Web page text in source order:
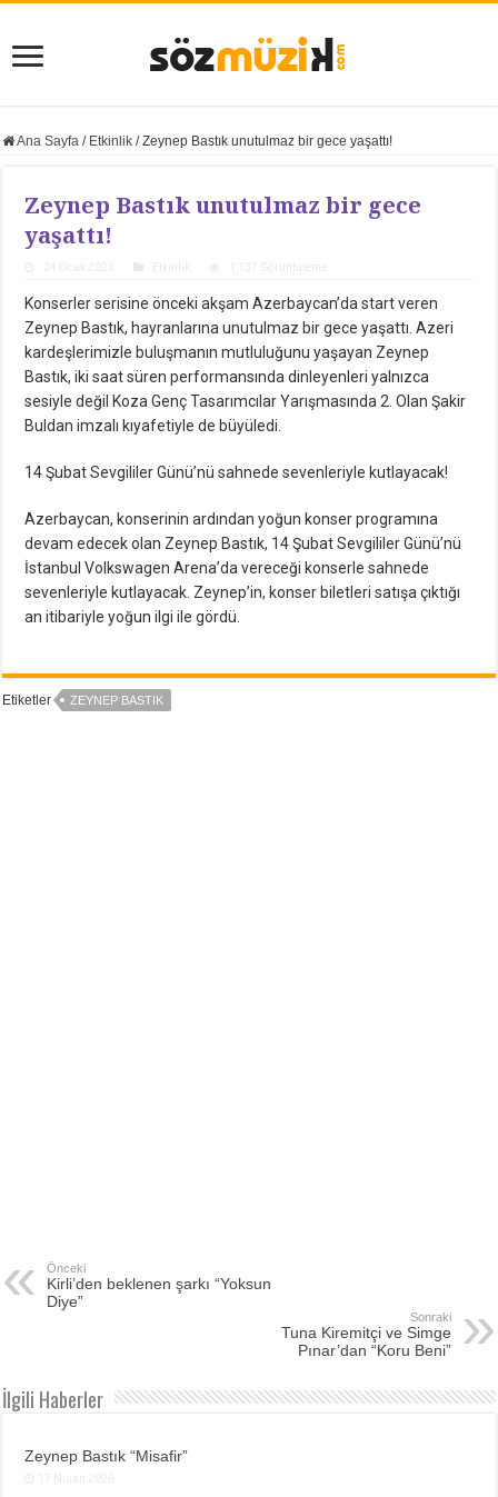
Ana Sayfa / Etkinlik / Zeynep Bastık unutulmaz bir gece yaşattı!
Zeynep Bastık unutulmaz bir gece
yaşattı!
Konserler serisine önceki akşam Azerbaycan’da start veren
Zeynep Bastık, hayranlarına unutulmaz bir gece yaşattı. Azeri
kardeşlerimizle buluşmanın mutluluğunu yaşayan Zeynep
Bastık, iki saat süren performansında dinleyenleri yalnızca
sesiyle değil Koza Genç Tasarımcılar Yarışmasında 2. Olan Şakir
Buldan imzalı kıyafetiyle de büyüledi.
14 Şubat Sevgililer Günü’nü sahnede sevenleriyle kutlayacak!
Azerbaycan, konserinin ardından yoğun konser programına
devam edecek olan Zeynep Bastık, 14 Şubat Sevgililer Günü’nü
İstanbul Volkswagen Arena’da vereceği konserle sahnede
sevenleriyle kutlayacak. Zeynep’in, konser biletleri satışa çıktığı
an itibariyle yoğun ilgi ile gördü.
Etiketler ZEYNEP BASTIK
Önceki
Kirli’den beklenen şarkı “Yoksun
Diye”
Sonraki
Tuna Kiremitçi ve Simge
Pınar’dan “Koru Beni”
İlgili Haberler
Zeynep Bastık “Misafir”